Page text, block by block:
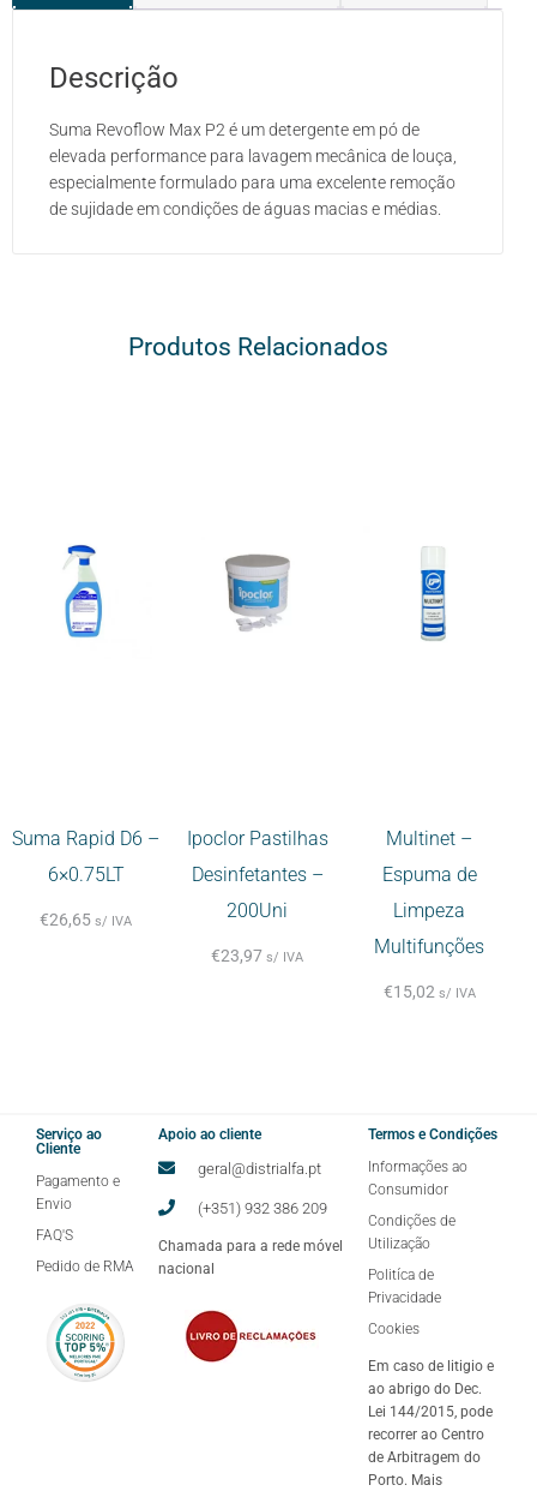
Descrição
Suma Revoflow Max P2 é um detergente em pó de
elevada performance para lavagem mecânica de louça,
especialmente formulado para uma excelente remoção
de sujidade em condições de águas macias e médias.
Produtos Relacionados
Suma Rapid D6 –
6×0.75LT
€26,65 s/ IVA
Ipoclor Pastilhas
Desinfetantes –
200Uni
€23,97 s/ IVA
Multinet –
Espuma de
Limpeza
Multifunções
€15,02 s/ IVA
Serviço ao
Cliente
Pagamento e
Envio
FAQ'S
Pedido de RMA
Apoio ao cliente
geral@distrialfa.pt
(+351) 932 386 209
Chamada para a rede móvel
nacional
Termos e Condições
Informações ao
Consumidor
Condições de
Utilização
Politíca de
Privacidade
Cookies
Em caso de litigio e
ao abrigo do Dec.
Lei 144/2015, pode
recorrer ao Centro
de Arbitragem do
Porto. Mais